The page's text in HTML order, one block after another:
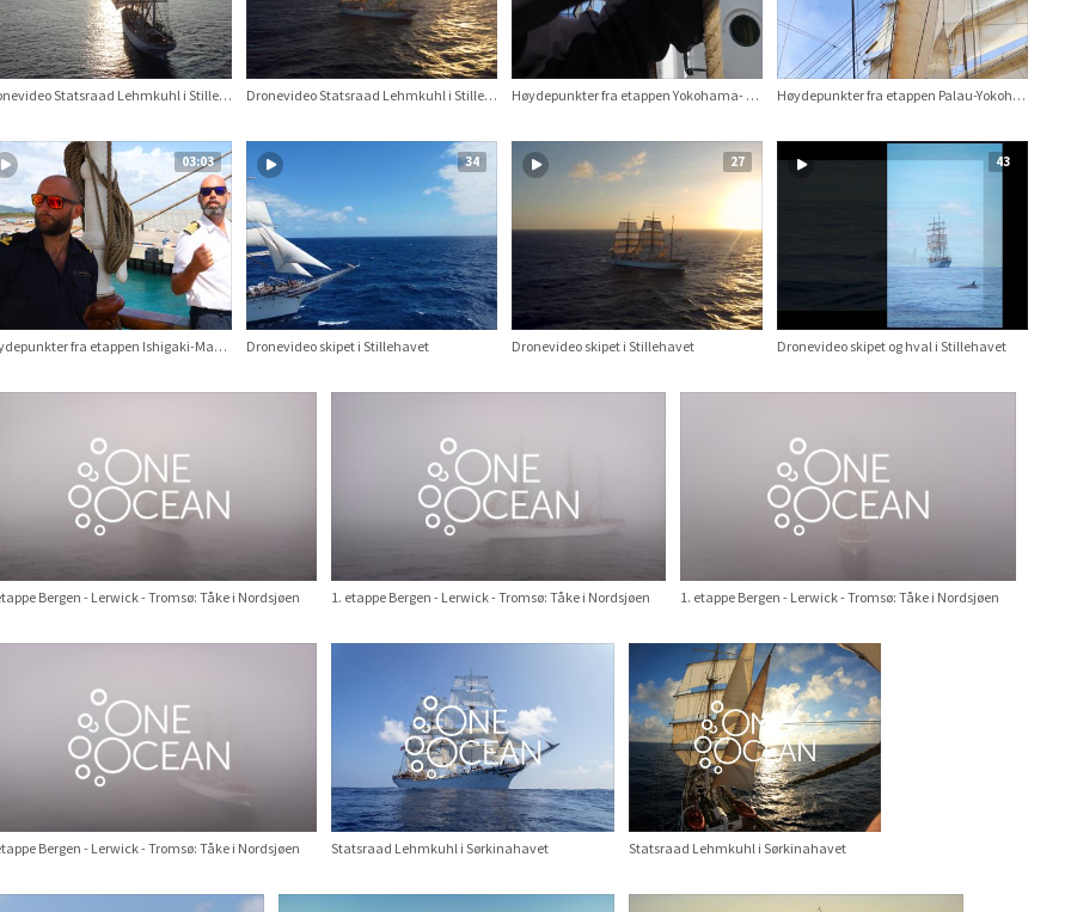
Dronevideo Statsraad Lehmkuhl i Stillehavet, OOE21-23 Dronevideo Statsraad Lehmkuhl i Stillehavet, OOE21-23 Høydepunkter fra etappen Yokohama- Naha, OOE21-23 Høydepunkter fra etappen Palau-Yokohama , OOE21-23
03:03
Høydepunkter fra etappen Ishigaki-Manila, OOE21-23
34
Dronevideo skipet i Stillehavet
27
Dronevideo skipet i Stillehavet
43
Dronevideo skipet og hval i Stillehavet
Bergen - Lerwick - Tromsø: Tåke i Nordsjøen 1. etappe Bergen - Lerwick - Tromsø: Tåke i Nordsjøen 1. etappe Bergen - Lerwick - Tromsø: Tåke i Nordsjøen
Bergen - Lerwick - Tromsø: Tåke i Nordsjøen Statsraad Lehmkuhl i Sørkinahavet Statsraad Lehmkuhl i Sørkinahavet